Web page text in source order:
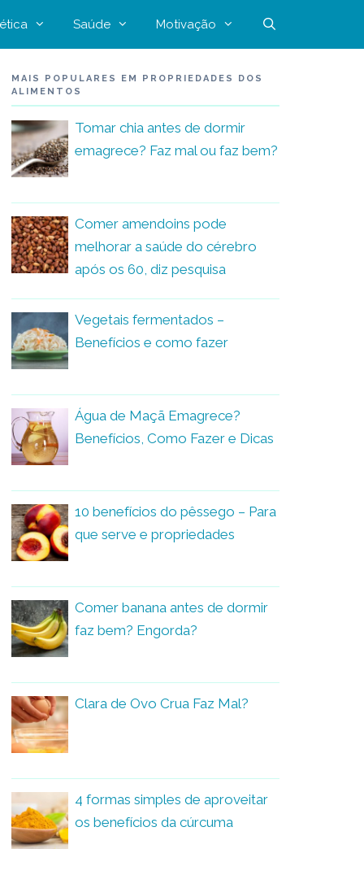
Saúde Motivação
MAIS POPULARES EM PROPRIEDADES DOS
ALIMENTOS
Tomar chia antes de dormir
emagrece? Faz mal ou faz bem?
Comer amendoins pode
melhorar a saúde do cérebro
após os 60, diz pesquisa
Vegetais fermentados –
Benefícios e como fazer
Água de Maçã Emagrece?
Benefícios, Como Fazer e Dicas
10 benefícios do pêssego – Para
que serve e propriedades
Comer banana antes de dormir
faz bem? Engorda?
Clara de Ovo Crua Faz Mal?
4 formas simples de aproveitar
os benefícios da cúrcuma